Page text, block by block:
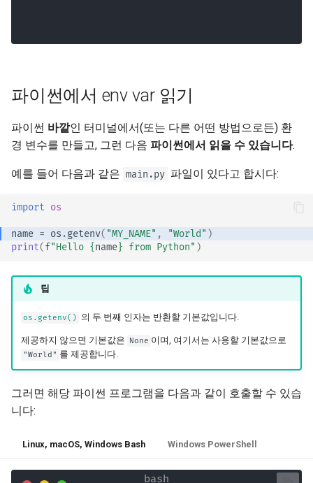
폼 및 파일 요청
오류 처리
경로 처리 설정
더 큰 애플리케이션 - 여러
오버라이드로 의존성 테스
하기
비동기 테스트
설정과 환경 변수
OpenAPI Webhooks
WSGI 포함하기 - Flask,
SDK 생성하기
바이트를 Base64로 포함
엄격한 Content-Type 확인
Templating - Jinja2Templates
Test Client - TestClient
파이썬에서 env var 읽기
파이썬 바깥인 터미널에서(또는 다른 어떤 방법으로든) 환
경 변수를 만들고, 그런 다음 파이썬에서 읽을 수 있습니다.
예를 들어 다음과 같은 main.py 파일이 있다고 합시다:
import os
name = os .getenv( "MY_NAME" , "World" )
print(f"Hello {name} from Python" )
팁
os.getenv() 의 두 번째 인자는 반환할 기본값입니다.
제공하지 않으면 기본값은 None 이며, 여기서는 사용할 기본값으로
"World" 를 제공합니다.
그러면 해당 파이썬 프로그램을 다음과 같이 호출할 수 있습
니다:
Linux, macOS, Windows Bash Windows PowerShell